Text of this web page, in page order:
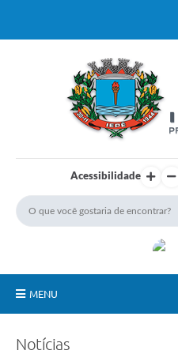
Acessibilidade
MENU
Notícias